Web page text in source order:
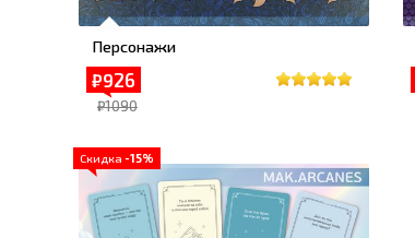
Персонажи
₽926
₽1090
Скидка -15%